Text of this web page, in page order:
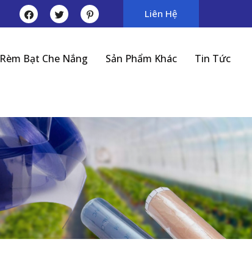
Liên Hệ
Rèm Bạt Che Nắng Sản Phẩm Khác Tin Tức